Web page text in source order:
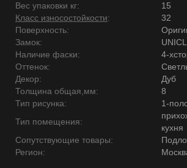
Вес упаковки кг:
15
Класс износостойкости:
32
Поверхность:
Замок:
Наличие фаски:
4-
Оттенок:
Декор:
Дуб
Толщина общая,мм:
8
Тип рисунка:
1-
Тип помещения:
кухня
Сопутствующие товары:
Регион: